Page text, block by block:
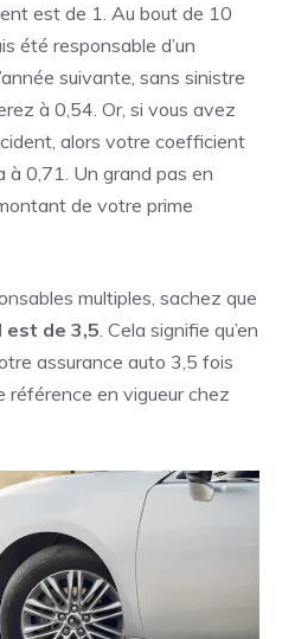
est de 1. Au bout de 10
été responsable d’un
suivante, sans sinistre
à 0,54. Or, si vous avez
alors votre coefficient
à 0,71. Un grand pas en
de votre prime
multiples, sachez que
est de 3,5. Cela signifie qu’en
assurance auto 3,5 fois
référence en vigueur chez